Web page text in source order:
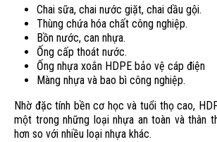
Chai sữa, chai nước giặt, chai dầu gội.
Thùng chứa hóa chất công nghiệp.
Bồn nước, can nhựa.
Ống cấp thoát nước.
Ống nhựa xoắn HDPE bảo vệ cáp điện
Màng nhựa và bao bì công nghiệp.
Nhờ đặc tính bền cơ học và tuổi thọ cao,
một trong những loại nhựa an toàn và thân
hơn so với nhiều loại nhựa khác.